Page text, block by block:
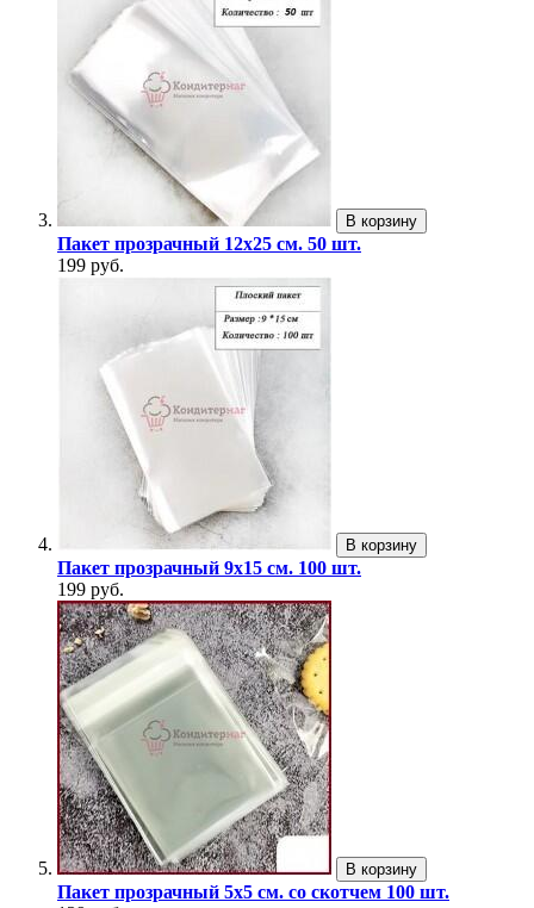
В корзину
Пакет прозрачный 12х25 см. 50 шт.
199 руб.
В корзину
Пакет прозрачный 9х15 см. 100 шт.
199 руб.
В корзину
Пакет прозрачный 5х5 см. со скотчем 100 шт.